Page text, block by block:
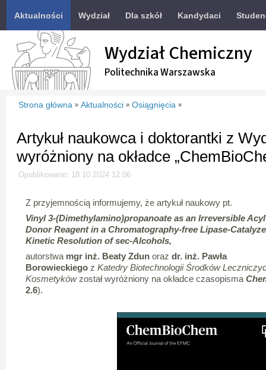
Aktualności Wydział Dla szkół Kandydaci
Wydział Chemiczny
Politechnika Warszawska
Strona główna » Aktualności » Osiągnięcia »
Artykuł naukowca i doktorantki z
wyróżniony na okładce
Opublikowano: 18.10.2024 12:06
Z przyjemnością informujemy, że artykuł naukowy pt.
Vinyl 3-(Dimethylamino)propanoate as an Irreversible Acyl
Donor Reagent in a Chromatography-free Lipase-
Kinetic Resolution of sec-Alcohols,
autorstwa mgr inż. Beaty Zdunoraz dr. inż. Pawła
Borowieckiegoz Katedry Biotechnologii Środków
Kosmetykówzostał wyróżniony na okładce czasopisma
2.6).